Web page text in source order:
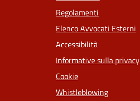
Regolamenti
Elenco Avvocati Esterni
Accessibilità
Informative sulla privacy
Cookie
Whistleblowing